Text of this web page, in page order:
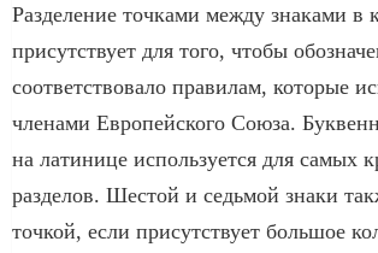
Разделение точками между знаками в
присутствует для того, чтобы
соответствовало правилам, которые
членами Европейского Союза.
на латинице используется для самых
разделов. Шестой и седьмой знаки
точкой, если присутствует большое